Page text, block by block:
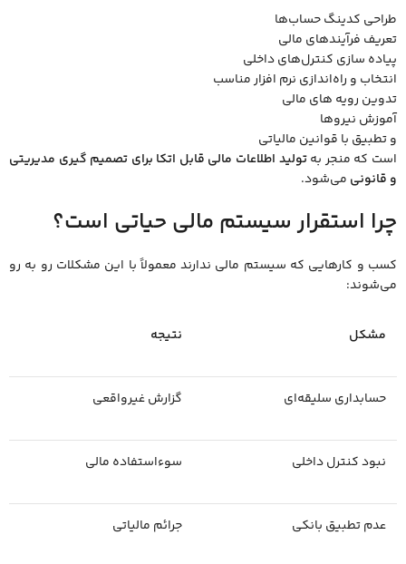
طراحی کدینگ حساب‌ها
تعریف فرآیندهای مالی
پیاده ‌سازی کنترل‌های داخلی
انتخاب و راه‌اندازی نرم ‌افزار مناسب
تدوین رویه‌ های مالی
آموزش نیروها
و تطبیق با قوانین مالیاتی
است که منجر بهتولید اطلاعات مالی قابل اتکا برای تصمیم‌ گیری مدیریتی
و قانونی می‌شود.
چرا استقرار سیستم مالی حیاتی است؟
کسب ‌و کارهایی که سیستم مالی ندارند معمولاً با این مشکلات رو به‌ رو
می‌شوند:
مشکل نتیجه
حسابداری سلیقه‌ای گزارش غیرواقعی
نبود کنترل داخلی سوءاستفاده مالی
عدم تطبیق بانکی جرائم مالیاتی